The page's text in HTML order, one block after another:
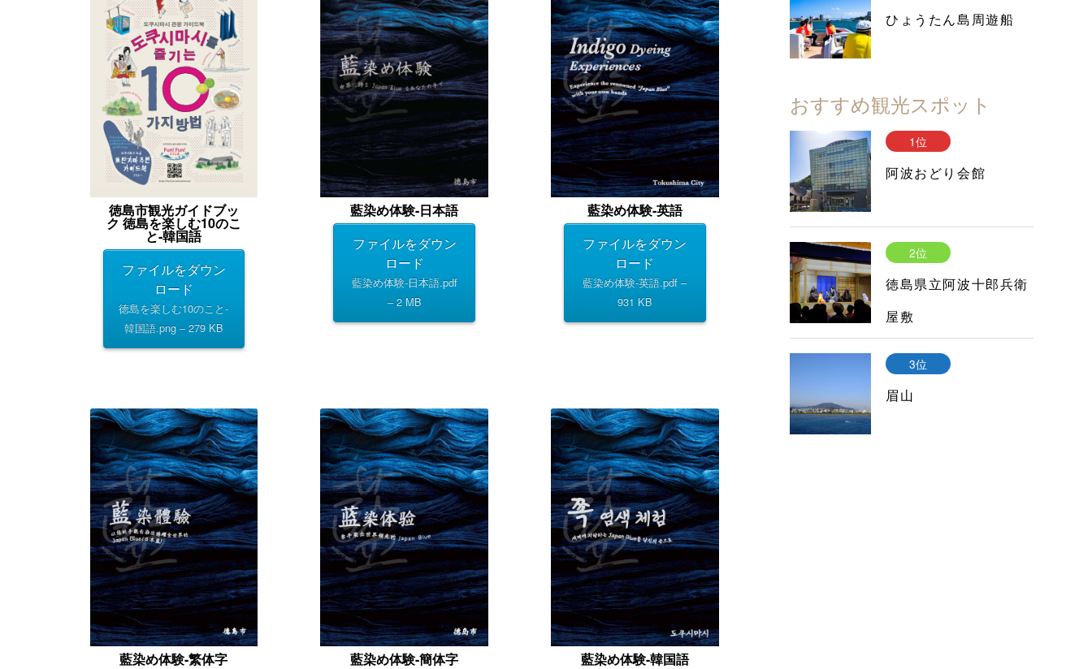
徳島市観光ガイドブッ
ク 徳島を楽しむ10のこ
と-韓国語
ファイルをダウン
ロード
徳島を楽しむ10のこと-
韓国語.png – 279 KB
藍染め体験-日本語
ファイルをダウン
ロード
藍染め体験-日本語.pdf
– 2 MB
藍染め体験-英語
ファイルをダウン
ロード
藍染め体験-英語.pdf –
931 KB
藍染め体験-繁体字
藍染め体験-簡体字
藍染め体験-韓国語
ひょうたん島周遊船
おすすめ観光スポット
1位
阿波おどり会館
2位
徳島県立阿波十郎兵衛
屋敷
3位
眉山